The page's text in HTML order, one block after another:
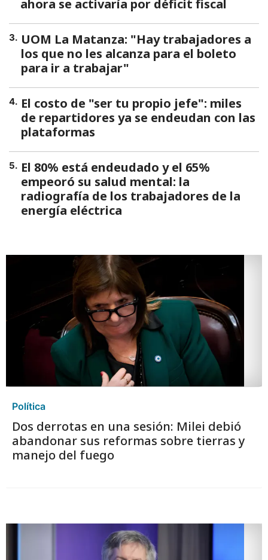
ahora se activaría por déficit fiscal
3. UOM La Matanza: "Hay trabajadores a
los que no les alcanza para el boleto
para ir a trabajar"
4. El costo de "ser tu propio jefe": miles
de repartidores ya se endeudan con las
plataformas
5. El 80% está endeudado y el 65%
empeoró su salud mental: la
radiografía de los trabajadores de la
energía eléctrica
Política
Dos derrotas en una sesión: Milei debió
abandonar sus reformas sobre tierras y
manejo del fuego